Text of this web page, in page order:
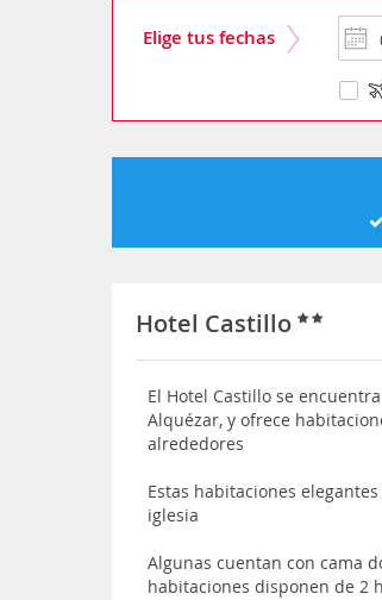
Elige tus fechas
Hotel Castillo
El Hotel Castillo se
Alquézar, y ofrece
alrededores
Estas habitaciones
iglesia
Algunas cuentan con cama
habitaciones disponen de 2